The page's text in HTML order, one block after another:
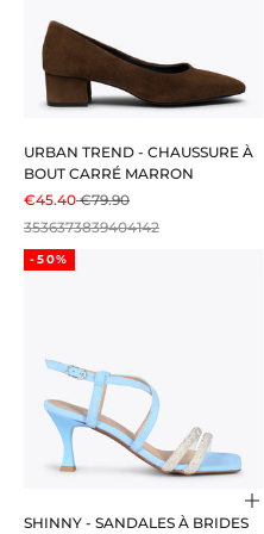
URBAN TREND - CHAUSSURE À
BOUT CARRÉ MARRON
PRIX DE VENTE
€45.40PRIX NORMAL
€79.90
3536373839404142
-50%
SHINNY - SANDALES À BRIDES